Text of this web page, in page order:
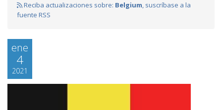
Reciba actualizaciones sobre: Belgium, suscríbase a la
fuente RSS
ene
4
2021